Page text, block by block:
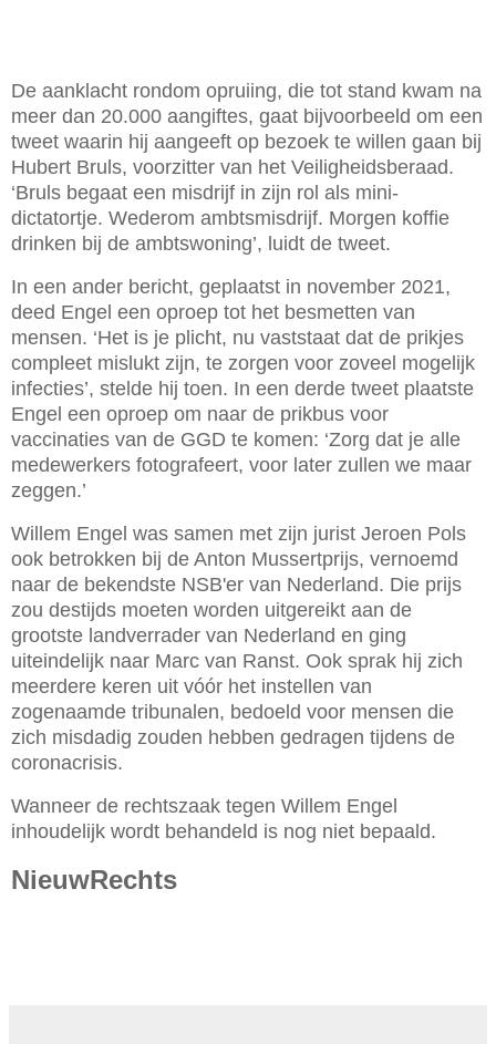
De aanklacht rondom opruiing, die tot stand kwam na
meer dan 20.000 aangiftes, gaat bijvoorbeeld om een
tweet waarin hij aangeeft op bezoek te willen gaan bij
Hubert Bruls, voorzitter van het Veiligheidsberaad.
‘Bruls begaat een misdrijf in zijn rol als mini-
dictatortje. Wederom ambtsmisdrijf. Morgen koffie
drinken bij de ambtswoning’, luidt de tweet.
In een ander bericht, geplaatst in november 2021,
deed Engel een oproep tot het besmetten van
mensen. ‘Het is je plicht, nu vaststaat dat de prikjes
compleet mislukt zijn, te zorgen voor zoveel mogelijk
infecties’, stelde hij toen. In een derde tweet plaatste
Engel een oproep om naar de prikbus voor
vaccinaties van de GGD te komen: ‘Zorg dat je alle
medewerkers fotografeert, voor later zullen we maar
zeggen.’
Willem Engel was samen met zijn jurist Jeroen Pols
ook betrokken bij de Anton Mussertprijs, vernoemd
naar de bekendste NSB'er van Nederland. Die prijs
zou destijds moeten worden uitgereikt aan de
grootste landverrader van Nederland en ging
uiteindelijk naar Marc van Ranst. Ook sprak hij zich
meerdere keren uit vóór het instellen van
zogenaamde tribunalen, bedoeld voor mensen die
zich misdadig zouden hebben gedragen tijdens de
coronacrisis.
Wanneer de rechtszaak tegen Willem Engel
inhoudelijk wordt behandeld is nog niet bepaald.
NieuwRechts